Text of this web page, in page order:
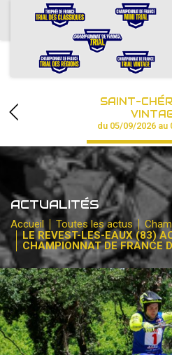
ACCUEIL
CALENDRIER
CHAMPIONNAT
RÉSULTATS
PHOTOS / VIDÉOS
PARTENAIRES
SAINT-
du 05/09/2026 au
ACTUALITÉS
Accueil Toutes les actus
LE REVEST-LES-EAUX (83)
CHAMPIONNAT DE FRANCE